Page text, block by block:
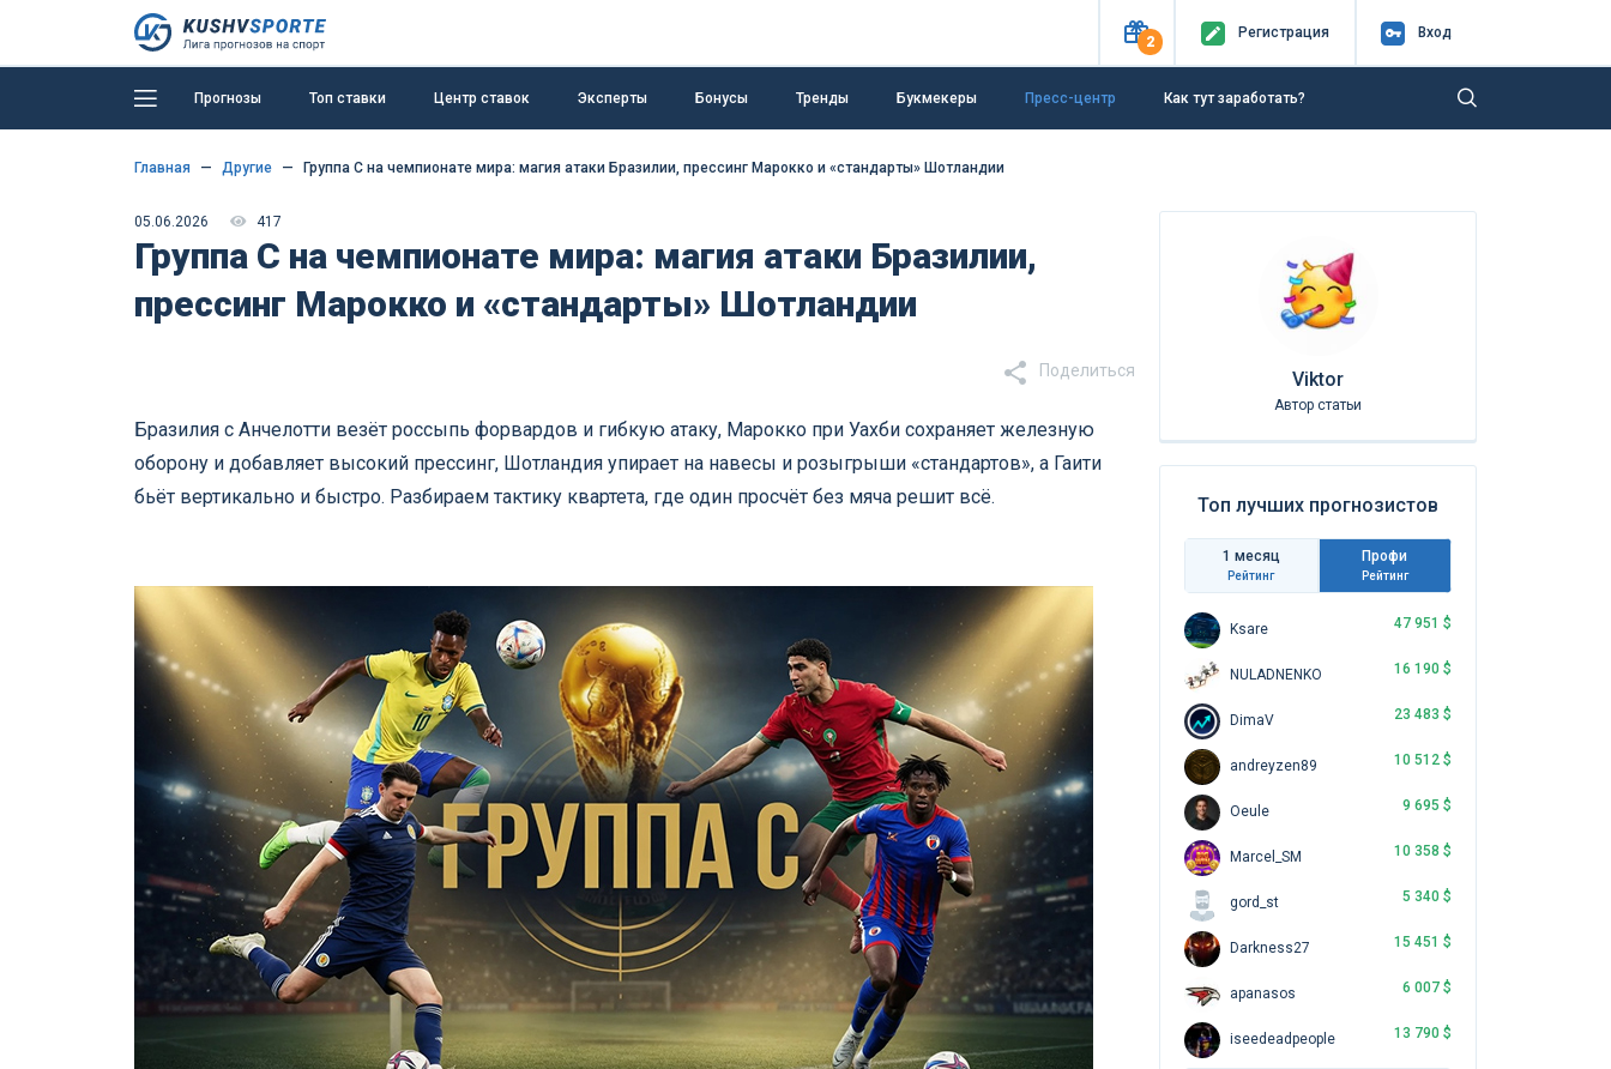
2
Регистрация Вход
Прогнозы Топ ставки Центр ставок Эксперты Бонусы Тренды Букмекеры Пресс-центр Как тут заработать?
Главная Другие Группа C на чемпионате мира: магия атаки Бразилии, прессинг Марокко и «стандарты» Шотландии
05.06.2026 417
Группа C на чемпионате мира: магия атаки Бразилии,
прессинг Марокко и «стандарты» Шотландии
Поделиться
Бразилия с Анчелотти везёт россыпь форвардов и гибкую атаку, Марокко при Уахби сохраняет железную
оборону и добавляет высокий прессинг, Шотландия упирает на навесы и розыгрыши «стандартов», а Гаити
бьёт вертикально и быстро. Разбираем тактику квартета, где один просчёт без мяча решит всё.
Viktor
Автор статьи
Топ лучших прогнозистов
1 месяц
Рейтинг
Профи
Рейтинг
Ksare 47 951 $
NULADNENKO 16 190 $
DimaV 23 483 $
andreyzen89 10 512 $
Oeule 9 695 $
Marcel_SM 10 358 $
gord_st 5 340 $
Darkness27 15 451 $
apanasos 6 007 $
iseedeadpeople 13 790 $